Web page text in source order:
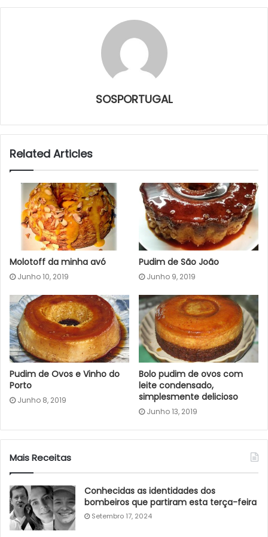
SOSPORTUGAL
Related Articles
Molotoff da minha avó
Junho 10, 2019
Pudim de São João
Junho 9, 2019
Pudim de Ovos e Vinho do
Porto
Junho 8, 2019
Bolo pudim de ovos com
leite condensado,
simplesmente delicioso
Junho 13, 2019
Mais Receitas
Conhecidas as identidades dos
bombeiros que partiram esta terça-feira
Setembro 17, 2024